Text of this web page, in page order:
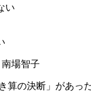
場智子